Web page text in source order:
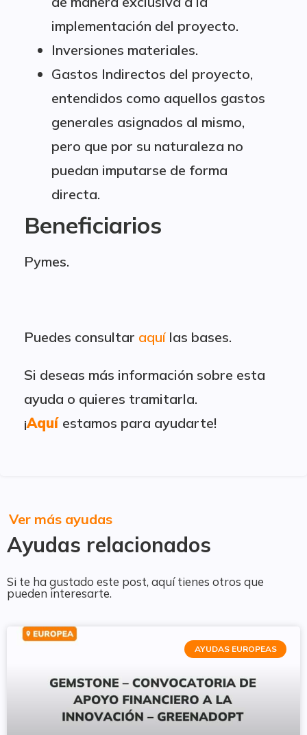
implementación del proyecto.
Inversiones materiales.
Gastos Indirectos del proyecto,
entendidos como aquellos gastos
generales asignados al mismo,
pero que por su naturaleza no
puedan imputarse de forma
directa.
Beneficiarios
Pymes.
Puedes consultar aquílas bases.
Si deseas más información sobre esta
ayuda o quieres tramitarla.
¡Aquí estamos para ayudarte!
Ayudas relacionados
Ver más ayudas
Si te ha gustado este post, aquí tienes otros que
pueden interesarte.
AYUDAS EUROPEAS